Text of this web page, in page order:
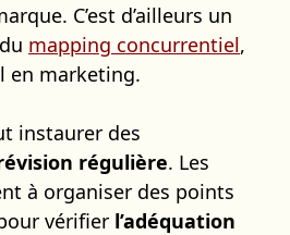
C’est d’ailleurs un
mapping concurrentiel,
en marketing.
instaurer des
régulière. Les
à organiser des points
vérifier l’adéquation